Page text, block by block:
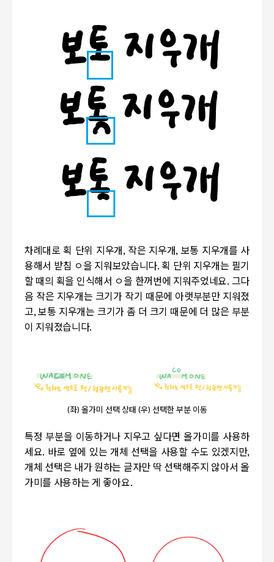
차례대로 획 단위 지우개, 작은 지우개, 보통 지우개를 사
용해서 받침 ㅇ을 지워보았습니다. 획 단위 지우개는 필기
할 때의 획을 인식해서 ㅇ을 한꺼번에 지워주었네요. 그다
음 작은 지우개는 크기가 작기 때문에 아랫부분만 지워졌
고, 보통 지우개는 크기가 좀 더 크기 때문에 더 많은 부분
이 지워졌습니다.
(좌) 올가미 선택 상태 (우) 선택한 부분 이동
특정 부분을 이동하거나 지우고 싶다면 올가미를 사용하
세요. 바로 옆에 있는 개체 선택을 사용할 수도 있겠지만,
개체 선택은 내가 원하는 글자만 딱 선택해주지 않아서 올
가미를 사용하는 게 좋아요.